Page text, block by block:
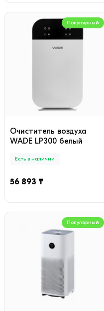
Популярный
Очиститель воздуха
WADE LP300 белый
Есть в наличии
56 893 ₸
Популярный